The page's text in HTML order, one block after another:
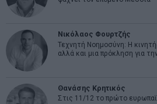
Νικόλαος Φουρτζής
Τεχνητή Νοημοσύνη: Η
αλλά και μια πρόκληση για
Θανάσης Κρητικός
Στις 11/12 το πρώτο